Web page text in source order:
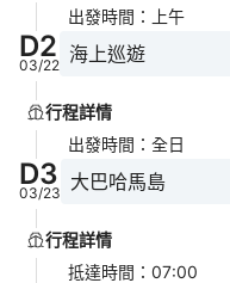
出發時間 ： 上午
D2
03/22 海上巡遊
行程詳情
出發時間 ： 全日
D3
03/23 大巴哈馬島
行程詳情
抵達時間 ： 07:00